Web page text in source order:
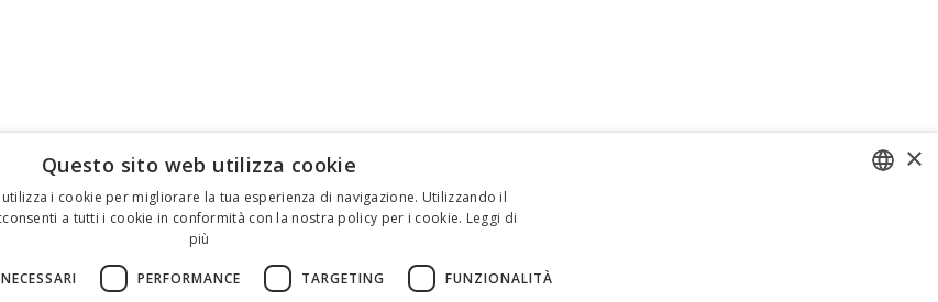
×
Questo sito web utilizza cookie
i cookie per migliorare la tua esperienza di navigazione. Utilizzando il
a tutti i cookie in conformità con la nostra policy per i cookie. Leggi di
più
PERFORMANCE TARGETING FUNZIONALITÀ